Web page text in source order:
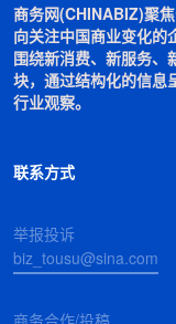
商务网(CHINABIZ)聚
向关注中国商业变化的
围绕新消费、新服务、
块，通过结构化的信息
行业观察。
联系方式
举报投诉
biz_tousu@sina.com
商务合作/投稿